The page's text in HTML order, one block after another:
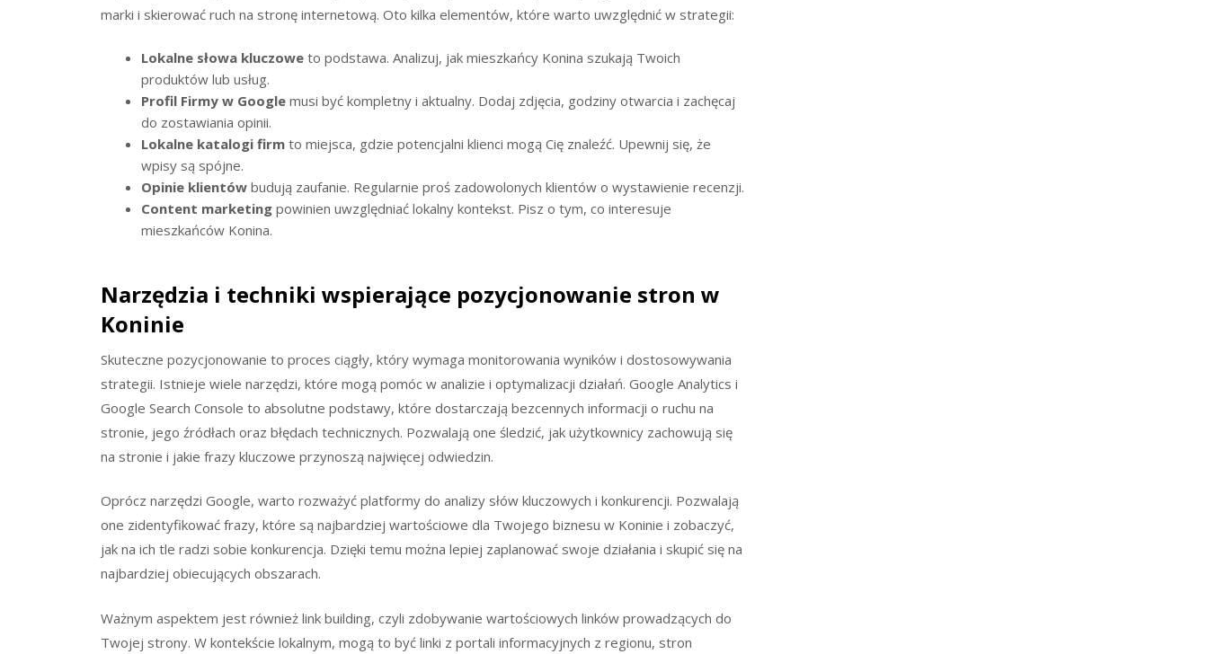
marki i skierować ruch na stronę internetową. Oto kilka elementów, które warto uwzględnić w strategii:
Lokalne słowa kluczowe to podstawa. Analizuj, jak mieszkańcy Konina szukają Twoich
produktów lub usług.
Profil Firmy w Google musi być kompletny i aktualny. Dodaj zdjęcia, godziny otwarcia i zachęcaj
do zostawiania opinii.
Lokalne katalogi firm to miejsca, gdzie potencjalni klienci mogą Cię znaleźć. Upewnij się, że
wpisy są spójne.
Opinie klientów budują zaufanie. Regularnie proś zadowolonych klientów o wystawienie recenzji.
Content marketing powinien uwzględniać lokalny kontekst. Pisz o tym, co interesuje
mieszkańców Konina.
Narzędzia i techniki wspierające pozycjonowanie stron w
Koninie
Skuteczne pozycjonowanie to proces ciągły, który wymaga monitorowania wyników i dostosowywania
strategii. Istnieje wiele narzędzi, które mogą pomóc w analizie i optymalizacji działań. Google Analytics i
Google Search Console to absolutne podstawy, które dostarczają bezcennych informacji o ruchu na
stronie, jego źródłach oraz błędach technicznych. Pozwalają one śledzić, jak użytkownicy zachowują się
na stronie i jakie frazy kluczowe przynoszą najwięcej odwiedzin.
Oprócz narzędzi Google, warto rozważyć platformy do analizy słów kluczowych i konkurencji. Pozwalają
one zidentyfikować frazy, które są najbardziej wartościowe dla Twojego biznesu w Koninie i zobaczyć,
jak na ich tle radzi sobie konkurencja. Dzięki temu można lepiej zaplanować swoje działania i skupić się na
najbardziej obiecujących obszarach.
Ważnym aspektem jest również link building, czyli zdobywanie wartościowych linków prowadzących do
Twojej strony. W kontekście lokalnym, mogą to być linki z portali informacyjnych z regionu, stron